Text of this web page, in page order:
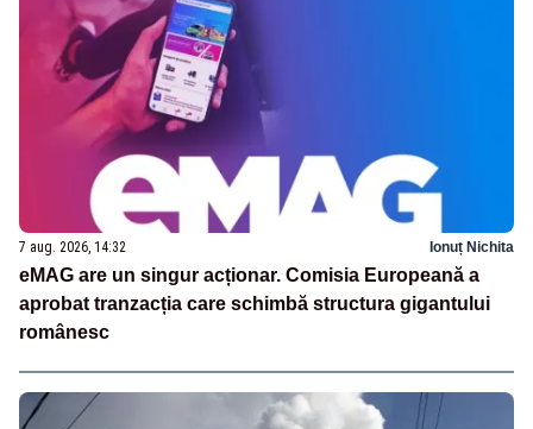
7 aug. 2026, 14:32 Ionuț Nichita
eMAG are un singur acționar. Comisia Europeană a
aprobat tranzacția care schimbă structura gigantului
românesc